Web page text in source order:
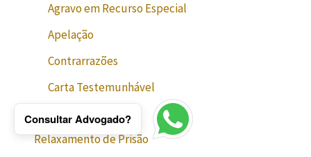
Agravo em Recurso Especial
Apelação
Contrarrazões
Carta Testemunhável
Embargos
Relaxamento de Prisão
Consultar Advogado?